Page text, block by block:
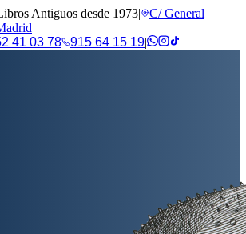
Antiguos desde 1973|
C/ General
41 03 78 915 64 15 19|